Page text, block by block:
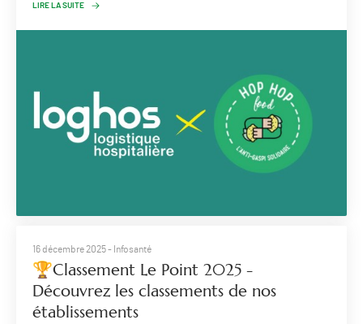
LIRE LA SUITE
16 décembre 2025- Infosanté
🏆Classement Le Point 2025 -
Découvrez les classements de nos
établissements